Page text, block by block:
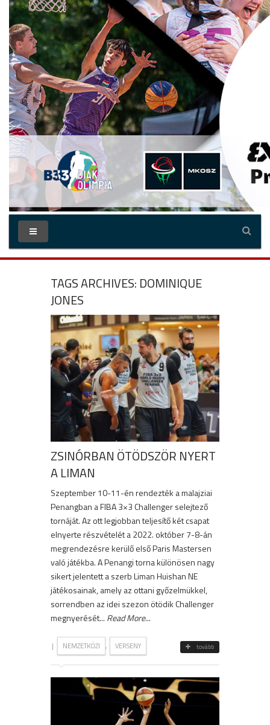
TAGS ARCHIVES: DOMINIQUE
JONES
ZSINÓRBAN ÖTÖDSZÖR NYERT
A LIMAN
Szeptember 10-11-én rendezték a malajziai
Penangban a FIBA 3×3 Challenger selejtező
tornáját. Az ott legjobban teljesítő két csapat
elnyerte részvételét a 2022. október 7-8-án
megrendezésre kerülő első Paris Mastersen
való játékba. A Penangi torna különösen nagy
sikert jelentett a szerb Liman Huishan NE
játékosainak, amely az ottani győzelmükkel,
sorrendben az idei szezon ötödik Challenger
megnyerését... Read More...
| NEMZETKÖZI , VERSENY tovább